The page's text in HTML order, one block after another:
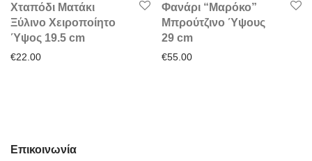
Χταπόδι Ματάκι
Ξύλινο Χειροποίητο
Ύψος 19.5 cm
€22.00
Φανάρι “Μαρόκο”
Μπρούτζινο Ύψους
29 cm
€55.00
Επικοινωνία